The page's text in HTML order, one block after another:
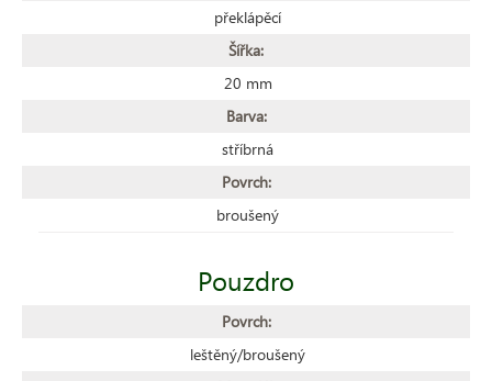
překlápěcí
Šířka:
20 mm
Barva:
stříbrná
Povrch:
broušený
Pouzdro
Povrch:
leštěný/broušený